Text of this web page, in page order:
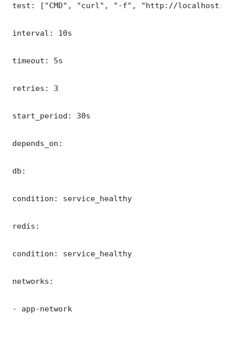
test: ["CMD", "curl", "-f", "http://
interval: 10s
timeout: 5s
retries: 3
start_period: 30s
depends_on:
db:
condition: service_healthy
redis:
condition: service_healthy
networks:
- app-network